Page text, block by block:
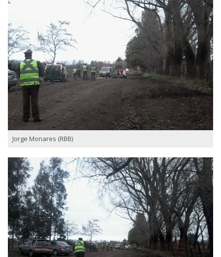
Jorge Monares (RBB)